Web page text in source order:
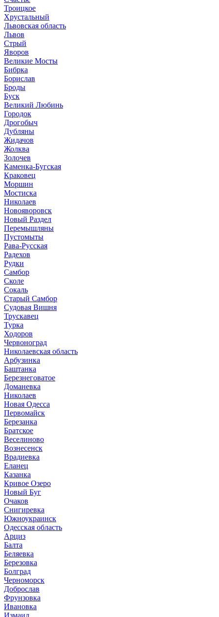
Троицкое
Хрустальный
Львовская область
Львов
Стрый
Яворов
Великие Мосты
Бибрка
Борислав
Броды
Буск
Великий Любинь
Городок
Дрогобыч
Дубляны
Жидачов
Жолква
Золочев
Каменка-Бугская
Краковец
Моршин
Мостиска
Николаев
Новояворовск
Новый Раздел
Перемышляны
Пустомыты
Рава-Русская
Радехов
Рудки
Самбор
Сколе
Сокаль
Старый Самбор
Судовая Вишня
Трускавец
Турка
Ходоров
Червоноград
Николаевская область
Арбузинка
Баштанка
Березнеговатое
Доманевка
Николаев
Новая Одесса
Первомайск
Березанка
Братское
Веселиново
Вознесенск
Врадиевка
Еланец
Казанка
Кривое Озеро
Новый Буг
Очаков
Снигиревка
Южноукраинск
Одесская область
Арциз
Балта
Беляевка
Березовка
Болград
Черноморск
Доброслав
Фрунзовка
Ивановка
Измаил